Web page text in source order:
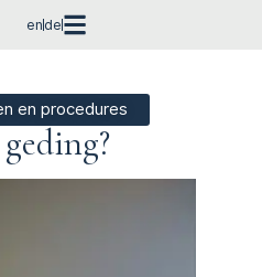
en de
en procedures